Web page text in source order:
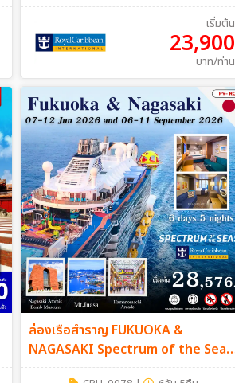
เริ่มต้น
23,900
บาท/ท่าน
ล่องเรือสำราญ FUKUOKA &
NAGASAKI Spectrum of the Seas
6D5N (Cruise Only)